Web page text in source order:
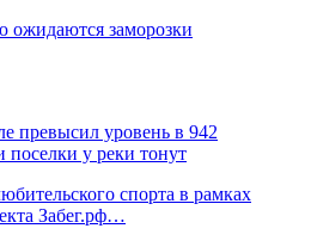
заморозки
превысил уровень в 942
у реки тонут
спорта в рамках
Забег.рф…